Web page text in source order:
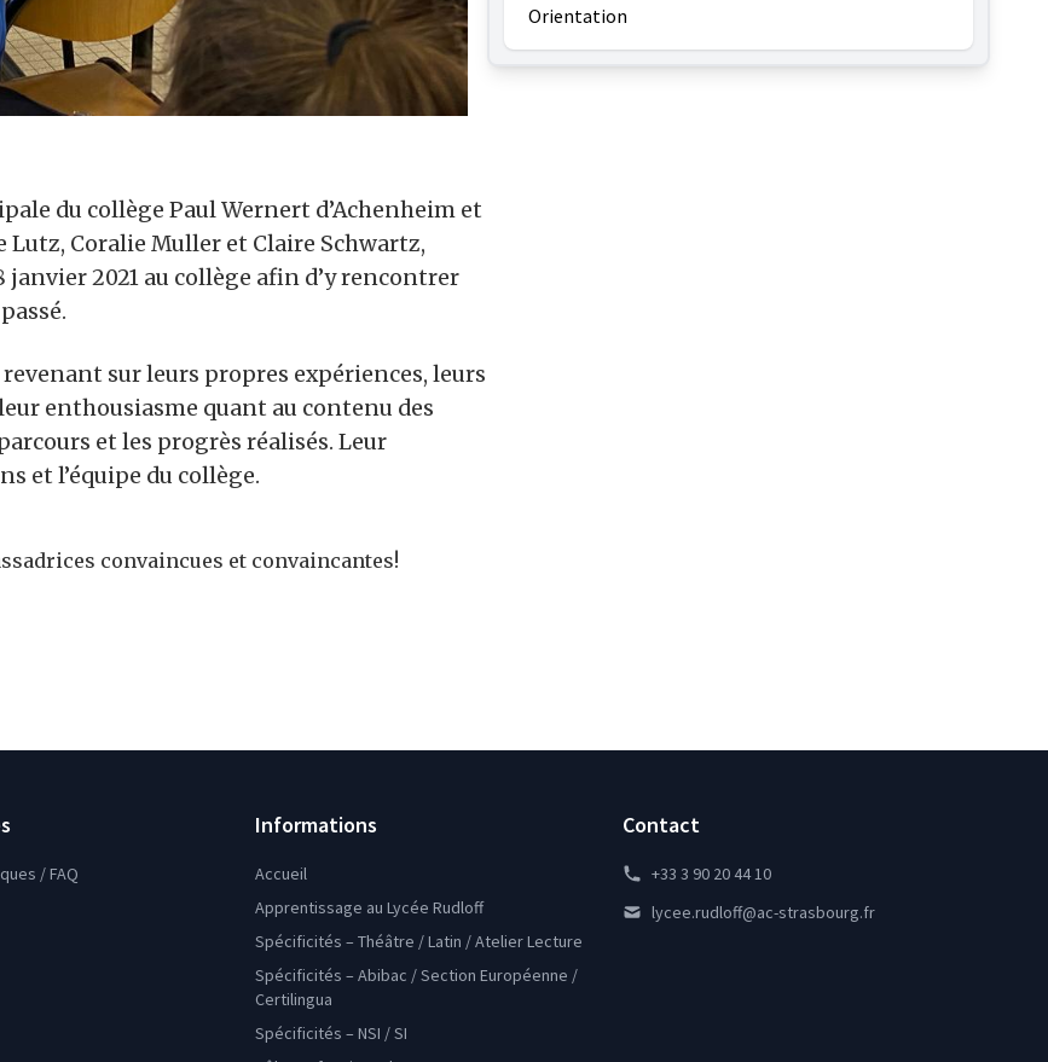
du collège Paul Wernert d’Achenheim et
Lutz, Coralie Muller et Claire Schwartz,
janvier 2021 au collège afin d’y rencontrer
sur leurs propres expériences, leurs
enthousiasme quant au contenu des
et les progrès réalisés. Leur
et l’équipe du collège.
convaincues et convaincantes!
Orientation
/ FAQ
Informations
Accueil
Apprentissage au Lycée Rudloff
Spécificités – Théâtre / Latin / Atelier Lecture
Spécificités – Abibac / Section Européenne /
Certilingua
Spécificités – NSI / SI
Contact
+33 3 90 20 44 10
lycee.rudloff@ac-strasbourg.fr